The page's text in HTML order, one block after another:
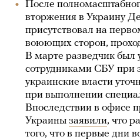
После
вторжения в Украину
присутствовал на
воюющих сторон,
В марте разведчик был
сотрудниками СБУ при
украинские власти
при выполнении
Впоследствии в офисе
Украины заявили, что
того, что в первые дни